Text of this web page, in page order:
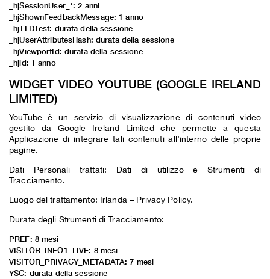
_hjSessionUser_*: 2 anni
_hjShownFeedbackMessage: 1 anno
_hjTLDTest: durata della sessione
_hjUserAttributesHash: durata della sessione
_hjViewportId: durata della sessione
_hjid: 1 anno
WIDGET VIDEO YOUTUBE (GOOGLE IRELAND
LIMITED)
YouTube è un servizio di visualizzazione di contenuti video
gestito da Google Ireland Limited che permette a questa
Applicazione di integrare tali contenuti all’interno delle proprie
pagine.
Dati Personali trattati: Dati di utilizzo e Strumenti di
Tracciamento.
Luogo del trattamento: Irlanda – Privacy Policy.
Durata degli Strumenti di Tracciamento:
PREF: 8 mesi
VISITOR_INFO1_LIVE: 8 mesi
VISITOR_PRIVACY_METADATA: 7 mesi
YSC: durata della sessione